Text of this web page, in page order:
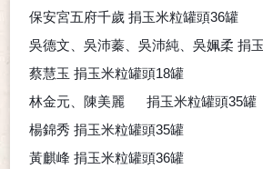
保安宮五府千歲 捐玉米粒罐頭36罐
吳德文、吳沛蓁、吳沛純、吳姵柔 捐
蔡慧玉 捐玉米粒罐頭18罐
林金元、陳美麗
捐玉米粒罐頭35罐
楊錦秀 捐玉米粒罐頭35罐
黃麒峰 捐玉米粒罐頭36罐